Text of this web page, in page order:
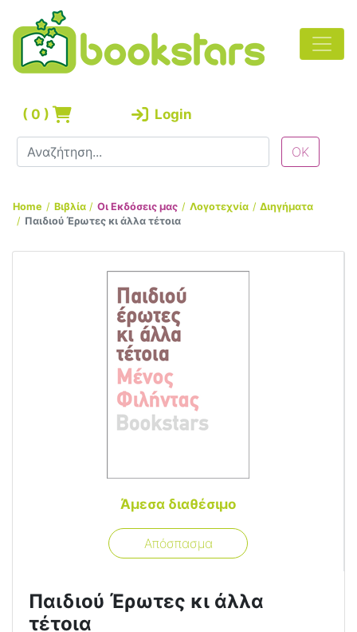
( 0 ) Login
Home Βιβλία Οι Εκδόσεις μας Λογοτεχνία
Διηγήματα
Παιδιού Έρωτες κι άλλα τέτοια
Άμεσα διαθέσιμο
Απόσπασμα
Παιδιού Έρωτες κι άλλα
τέτοια